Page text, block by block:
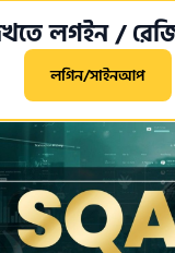
লগইন /
লগিন/সাইনআপ